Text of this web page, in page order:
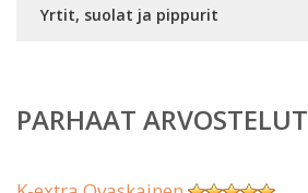
Yrtit, suolat ja pippurit
PARHAAT ARVOSTELUT